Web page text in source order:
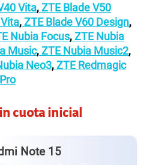
Vita,ZTE Blade V50
,ZTE Blade V60 Design,
Nubia Focus,ZTE Nubia
Music,ZTE Nubia Music2,
Neo3,ZTE Redmagic
cuota inicial
Note 15